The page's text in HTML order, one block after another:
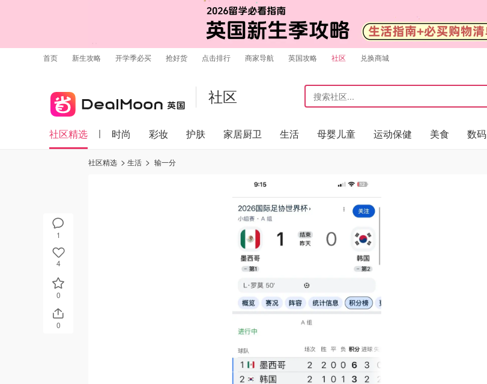
首页 新生攻略 开学季必买 抢好货 点击排行 商家导航 英国攻略 社区 兑换商城
社区
社区精选 时尚 彩妆 护肤 家居厨卫 生活 母婴儿童 运动保健 美食 数码
1
4
0
0
社区精选 生活 输一分